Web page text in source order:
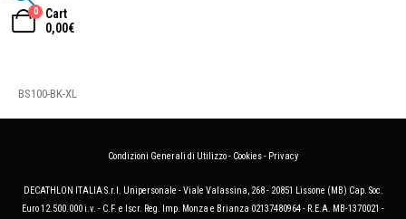
0
Cart
0,00€
BS100-BK-XL
Condizioni Generali di Utilizzo- Cookies- Privacy
DECATHLON ITALIA S.r.l. Unipersonale - Viale Valassina, 268 - 20851 Lissone (MB) Cap. Soc.
Euro 12.500.000 i.v. - C.F. e Iscr. Reg. Imp. Monza e Brianza 02137480964 - R.E.A. MB-1370021 -